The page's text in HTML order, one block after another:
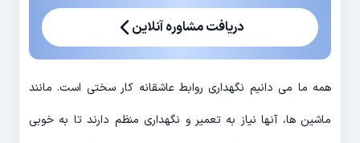
دریافت مشاوره آنلاین
همه ما می دانیم نگهداری روابط عاشقانه کار سختی است. مانند
ماشین ها، آنها نیاز به تعمیر و نگهداری منظم دارند تا به خوبی